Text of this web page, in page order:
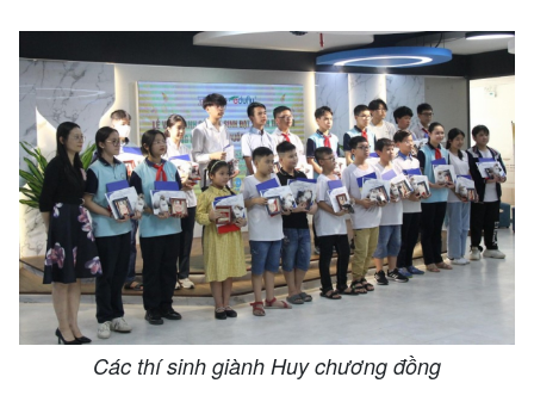
Các thí sinh giành Huy chương đồng